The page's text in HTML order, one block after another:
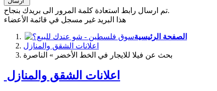
تم ارسال رابط استعادة كلمة المرور الى بريدك بنجاح.
هذا البريد غير مسجل في قائمة الأعضاء
الصفحة الرئيسية
اعلانات الشقق والمنازل
بحث عن فيلا للايجار في الخط الأخضر » الناصرة
اعلانات الشقق والمنازل